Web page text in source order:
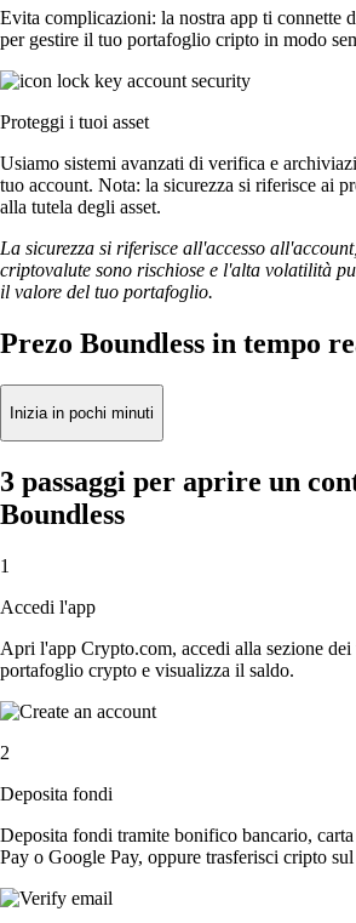
Evita complicazioni: la nostra app ti connette
per gestire il tuo portafoglio cripto in modo
Proteggi i tuoi asset
Usiamo sistemi avanzati di verifica e
tuo account. Nota: la sicurezza si riferisce ai
alla tutela degli asset.
La sicurezza si riferisce all'accesso
criptovalute sono rischiose e l'alta volatilità
il valore del tuo portafoglio.
Prezo Boundless in tempo
Inizia in pochi minuti
3 passaggi per aprire un
Boundless
1
Accedi l'app
Apri l'app Crypto.com, accedi alla sezione
portafoglio crypto e visualizza il saldo.
2
Deposita fondi
Deposita fondi tramite bonifico bancario,
Pay o Google Pay, oppure trasferisci cripto